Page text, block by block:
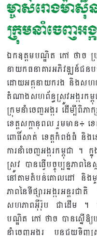
ម្ចាស់រោងម៉ា
ក្រុមនាំចេញអង្ក
ឯកឧត្តមបណ្ឌិត កៅ ថាច ប្រ
នាយកធនាគារអភិវឌ្ឍ
ដោយអគ្កនាយករង និងសហក
តំណាងសហព័ន្ធស្រូវអង្ករកម្
ក្រុមនាំចេញអង្ករ ដើម្បីពិភា
ខេត្តសក្តានុពល រួមមាន៖ ខ
ពោធិ៍សាត់ ខេត្តកំពង់ធំ និងខេ
ការនាំចេញអង្ករកម្ពុជា ។ ក្
ស្រូវ បានធ្វើបច្ចុប្បន្នភាព
នៅតាមតំបន់គោលដៅ និងម្ចា
ភាពនៃទីផ្សារអង្ករអន្តរ
សហភាពអ៊ឺរ៉ុប ជាដើម ។ ជ
បណ្ឌិត កៅ ថាច បានស្នើឱ្
នាំចេញអង្ករ បន្តជួយទិញស្